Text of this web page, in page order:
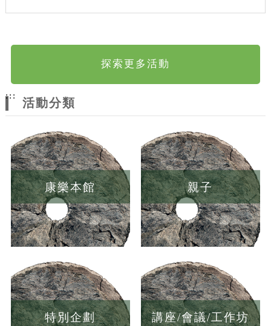
探索更多活動
:::
活動分類
康樂本館 親子
特別企劃 講座/會議/工作坊